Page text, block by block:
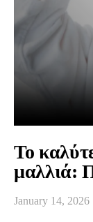
Το
μαλλιά:
January 14, 2026